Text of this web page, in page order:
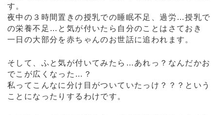
す。
夜中の３時間置きの授乳での睡眠不足、過労…授乳で
の栄養不足…と気が付いたら自分のことはさておき
一日の大部分を赤ちゃんのお世話に追われます。
そして、ふと気が付いてみたら…あれっ？なんだかお
でこが広くなった…？
私ってこんなに分け目がついていたっけ？？？という
ことになったりするわけです。